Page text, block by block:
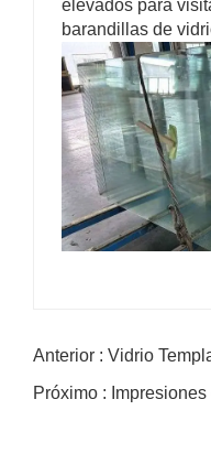
elevados para
barandillas de
Próximo :